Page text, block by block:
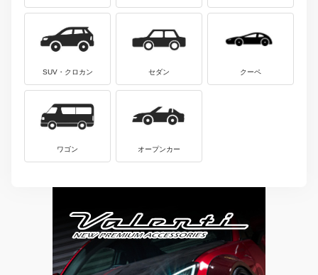
SUV・クロカン セダン クーペ
ワゴン オープンカー